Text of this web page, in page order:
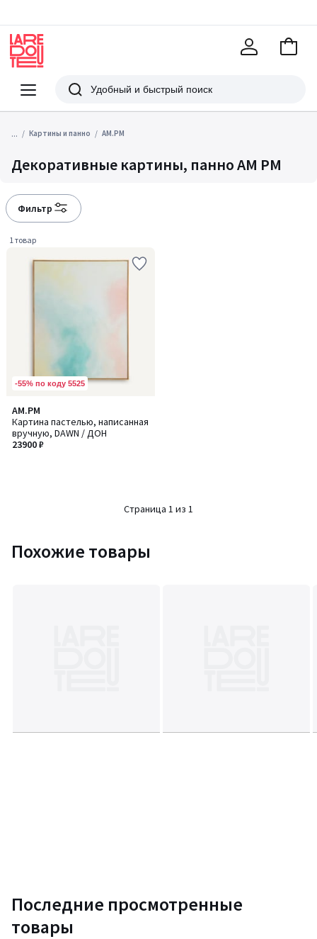
Меню
Redoute
Поиск
В
... Картины и панно AM.PM
Декоративные картины, панно AM PM
Фильтр
1 товар
-55% по коду 5525
AM.PM
Картина пастелью, написанная
вручную, DAWN / ДОН
23900 ₽
Страница 1 из 1
Похожие товары
Последние просмотренные
товары